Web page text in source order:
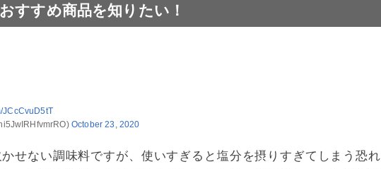
品
ンも豊富！
すすめ商品を知りたい！
JCcCvuD5tT
October 23, 2020
せない調味料ですが、使いすぎると塩分を摂りすぎてしまう恐れ